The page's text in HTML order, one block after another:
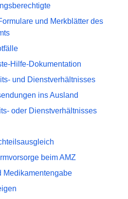
und Merkblätter des
Hilfe-Dokumentation
und Dienstverhältnisses
ins Ausland
oder Dienstverhältnisses
beim AMZ
Medikamentengabe